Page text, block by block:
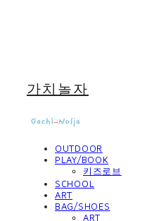
가치놀자
OUTDOOR
PLAY/BOOK
키즈로브
SCHOOL
ART
BAG/SHOES
ART